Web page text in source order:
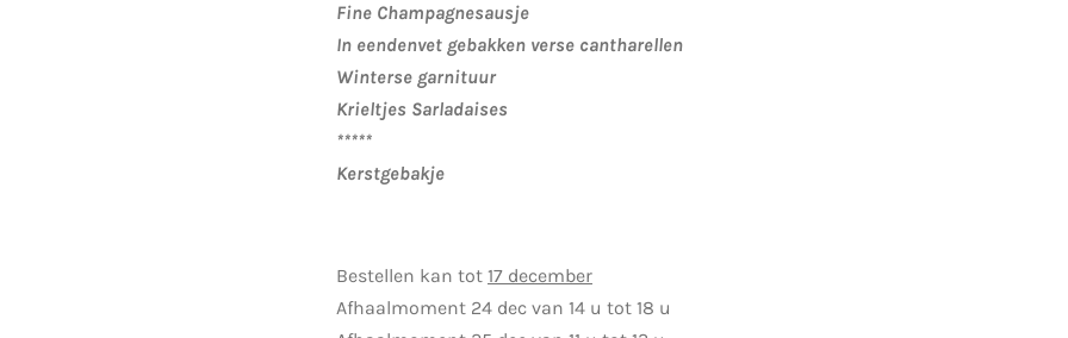
Fine Champagnesausje
In eendenvet gebakken verse cantharellen
Winterse garnituur
Krieltjes Sarladaises
*****
Kerstgebakje
Bestellen kan tot 17 december
Afhaalmoment 24 dec van 14 u tot 18 u